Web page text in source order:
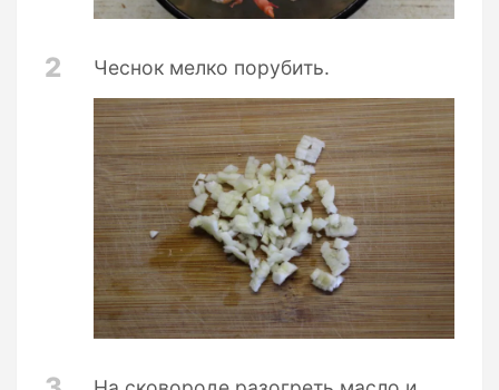
2 Чеснок мелко порубить.